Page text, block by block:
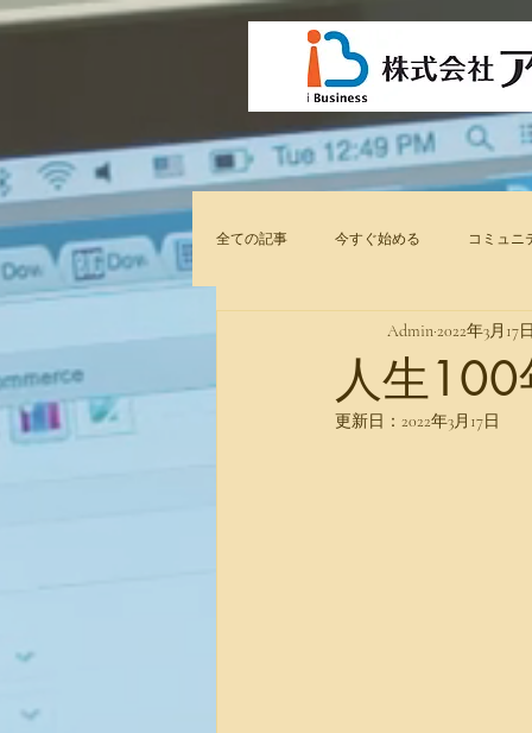
全ての記事 今すぐ始める コミュニ
人生100
Admin2022年3月17
更新日： 2022年3月17日